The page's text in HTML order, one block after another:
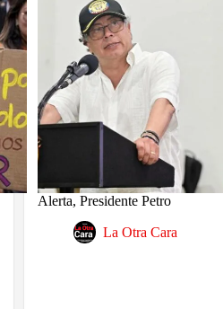
Alerta, Presidente Petro
La Otra Cara